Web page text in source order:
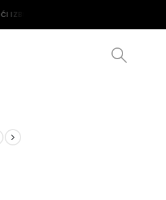
MUŠKIH I ŽENSKIH SATOVA U